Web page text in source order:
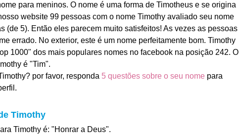
para meninos. O nome é uma forma de Timotheus e se origina
website 99 pessoas com o nome Timothy avaliado seu nome
(de 5). Então eles parecem muito satisfeitos! As vezes as pessoas
errado. No exterior, este é um nome perfeitamente bom. Timothy
1000" dos mais populares nomes no facebook na posição 242. O
é "Tim".
por favor, responda 5 questões sobre o seu nomepara
Timothy
Timothy é: "Honrar a Deus".